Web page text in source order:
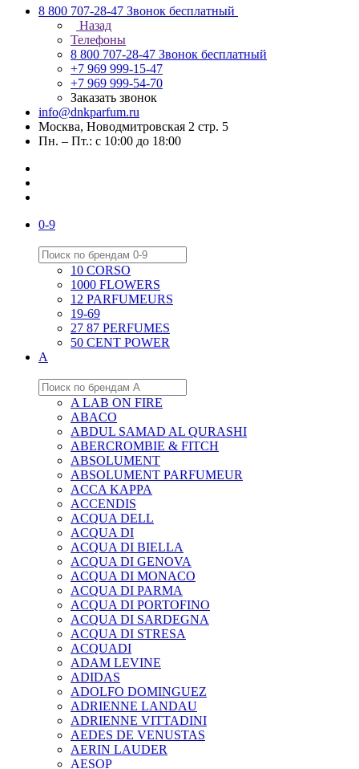
8 800 707-28-47 Звонок бесплатный
Назад
Телефоны
8 800 707-28-47 Звонок бесплатный
+7 969 999-15-47
+7 969 999-54-70
Заказать звонок
info@dnkparfum.ru
Москва, Новодмитровская 2 стр. 5
Пн. – Пт.: с 10:00 до 18:00
0-9
10 CORSO
1000 FLOWERS
12 PARFUMEURS
19-69
27 87 PERFUMES
50 CENT POWER
A
A LAB ON FIRE
ABACO
ABDUL SAMAD AL QURASHI
ABERCROMBIE & FITCH
ABSOLUMENT
ABSOLUMENT PARFUMEUR
ACCA KAPPA
ACCENDIS
ACQUA DELL
ACQUA DI
ACQUA DI BIELLA
ACQUA DI GENOVA
ACQUA DI MONACO
ACQUA DI PARMA
ACQUA DI PORTOFINO
ACQUA DI SARDEGNA
ACQUA DI STRESA
ACQUADI
ADAM LEVINE
ADIDAS
ADOLFO DOMINGUEZ
ADRIENNE LANDAU
ADRIENNE VITTADINI
AEDES DE VENUSTAS
AERIN LAUDER
AESOP